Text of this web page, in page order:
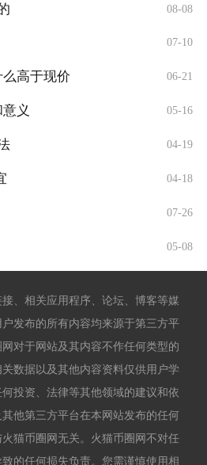
08-08
07-10
高于现价 06-21
义 05-16
04-19
04-18
07-26
05-08
、相关应用程序、论坛、博客等媒
发布的所有内容均来源于第三方平
对于网站及其内容不作任何类型的
数据以及其他内容资料仅供用户学
投资、法律等其他领域的建议和依
他第三方平台在本网站发布的任何
猫币圈网无关。火猫币圈网不对任
的任何损失负责。您需谨慎使用相